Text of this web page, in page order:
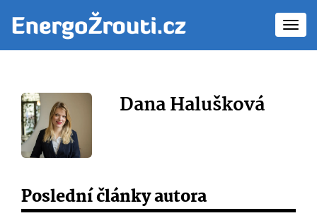
Dana Halušková
Poslední články autora